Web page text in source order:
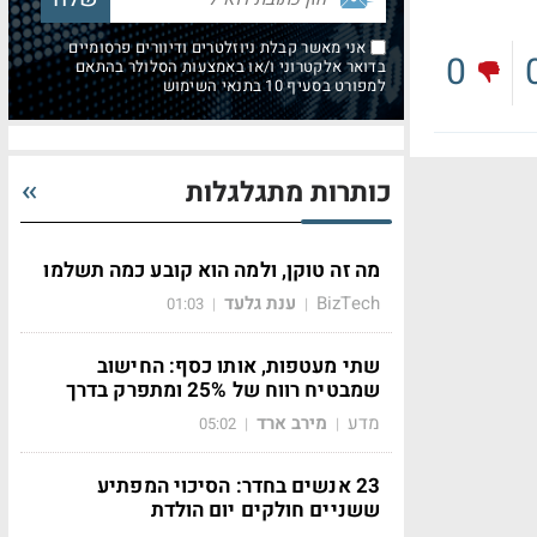
0
אני מאשר קבלת ניוזלטרים ודיוורים פרסומיים
בדואר אלקטרוני ו/או באמצעות הסלולר בהתאם
למפורט בסעיף 10 בתנאי השימוש
כותרות מתגלגלות
מה זה טוקן, ולמה הוא קובע כמה תשלמו
BizTech
| ענת גלעד |
01:03
שתי מעטפות, אותו כסף: החישוב
שמבטיח רווח של 25% ומתפרק בדרך
מדע | מירב ארד |
05:02
23 אנשים בחדר: הסיכוי המפתיע
ששניים חולקים יום הולדת